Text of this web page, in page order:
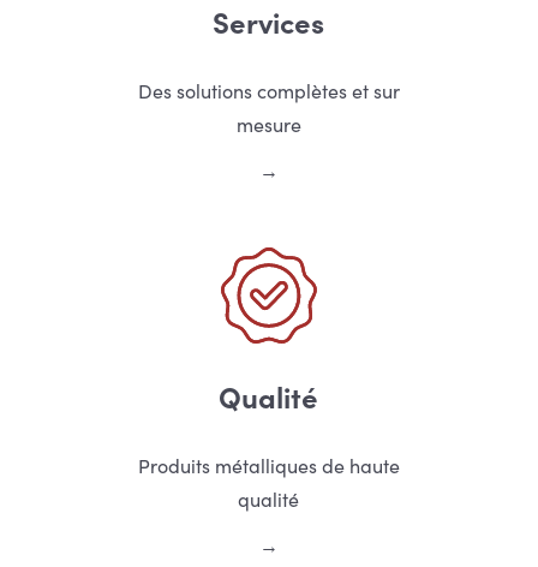
Services
Des solutions complètes et sur
mesure
Qualité
Produits métalliques de haute
qualité